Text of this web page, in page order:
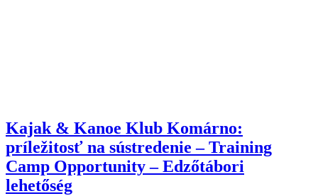
Kajak & Kanoe Klub Komárno:
príležitosť na sústredenie – Training
Camp Opportunity – Edzőtábori
lehetőség